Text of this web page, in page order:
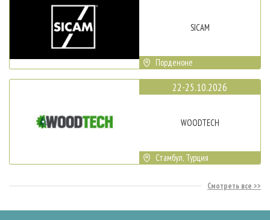
SICAM
Порденоне
22-25.10.2026
WOODTECH
Стамбул, Турция
Смотреть все